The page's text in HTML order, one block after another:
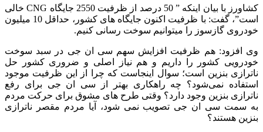
کشاورز با بیان اینکه ” 50 درصد از ظرفیت 2550 جایگاه CNG خالی
است”، گفت: با ظرفیت اکنون جایگاه های کشور، حداقل 10 میلیون
خودروی گازسوز را میتوانیم سوخت رسانی کنیم.
وی افزود: هم ظرفیت افزایش سهم سی ان جی در سبد سوخت
خودرویی کشور را داریم و هم نیاز اصلی و ضروری کشور حل
ناترازی بنزین است؛ سوال اینجاست که چرا از این ظرفیت موجود
استفاده نمی‌شود؟ چه راهکاری بهتر از سی ان جی برای رفع
ناترازی بنزین وجود دارد؟ وقتی طرح های مشوق برای حرکت مردم
به سمت سی ان جی تصویب نمی شود، آیا مردم مقصر ناترازی
بنزین هستند؟